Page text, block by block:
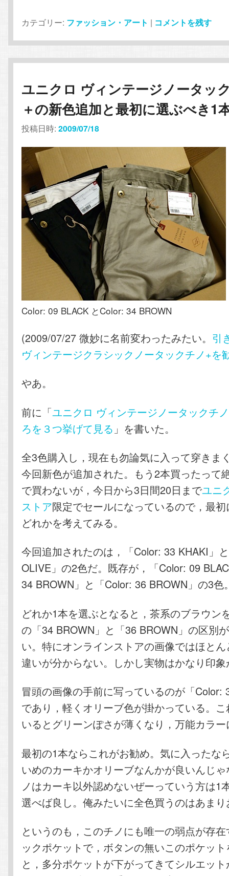
カテゴリー: ファッション・アート | コメントを残す
ユニクロ ヴィンテージノータッ
＋の新色追加と最初に選ぶべき1
投稿日時:2009/07/18
Color: 09 BLACK とColor: 34 BROWN
(2009/07/27 微妙に名前変わったみたい。 引
ヴィンテージクラシックノータックチノ+を
やあ。
前に「ユニクロ ヴィンテージノータックチ
ろを３つ挙げて見る 」を書いた。
全3色購入し，現在も勿論気に入って穿きま
今回新色が追加された。もう2本買ったって
で買わないが，今日から3日間20日までユニ
ストア限定でセールになっているので，最
どれかを考えてみる。
今回追加されたのは，「Color: 33 KHAKI」
OLIVE」の2色だ。既存が，「Color: 09
34 BROWN」と「Color: 36 BROWN」の3色
どれか1本を選ぶとなると，茶系のブラウン
の「34 BROWN」と「36 BROWN」の区別
い。特にオンラインストアの画像ではほと
違いが分からない。しかし実物はかなり印
冒頭の画像の手前に写っているのが「Color:
であり，軽くオリーブ色が掛かっている。
いるとグリーンぽさが薄くなり，万能カラ
最初の1本ならこれがお勧め。気に入ったな
いめのカーキかオリーブなんかが良いんじ
ノはカーキ以外認めないぜーっていう方は1
選べば良し。俺みたいに全色買うのはあま
というのも，このチノにも唯一の弱点が存
ックポケットで，ボタンの無いこのポケッ
と，多分ポケットが下がってきてシルエッ